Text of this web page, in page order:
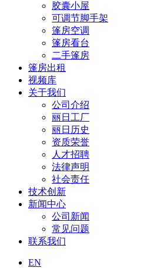
胶囊小屋
可调节脚手架
篷房空调
篷房看台
二手篷房
篷房出租
视频库
关于我们
公司介绍
丽日工厂
丽日历史
资质荣誉
人才招聘
法律声明
社会责任
技术创新
新闻中心
公司新闻
常见问题
联系我们
EN